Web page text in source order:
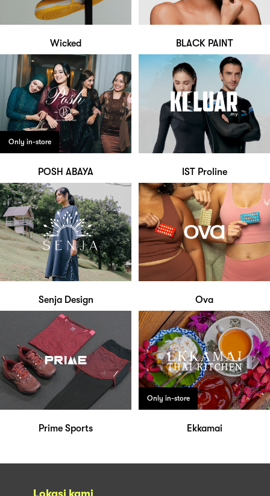
Wicked BLACK PAINT
Only in-store
POSH ABAYA IST Proline
Senja Design Ova
Prime Sports
Only in-store
Ekkamai
Lokasi kami